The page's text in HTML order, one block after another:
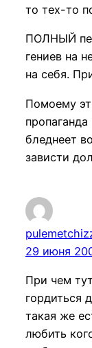
то тех-то
ПОЛНЫЙ
гениев на
на себя.
Помоему
бледнеет
зависти
29 июня
При чем
гордиться
такая же
любить